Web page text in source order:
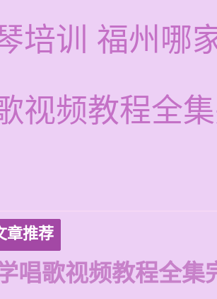
培训 福州哪
视频教程全
章推荐
唱歌视频教程全集